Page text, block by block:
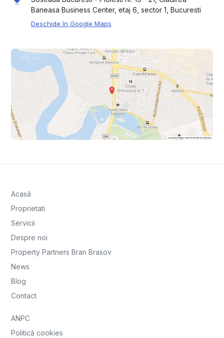
Baneasa Business Center, etaj 6, sector 1, Bucuresti
Deschide în Google Maps
Acasă
Proprietati
Servicii
Despre noi
Property Partners Bran Brasov
News
Blog
Contact
ANPC
Politică cookies